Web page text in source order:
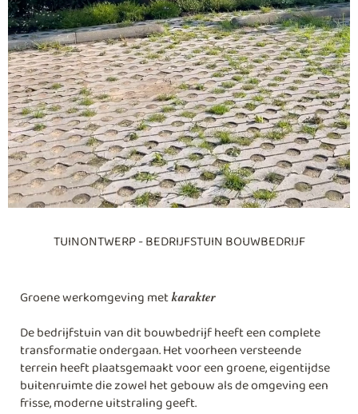
TUINONTWERP - BEDRIJFSTUIN BOUWBEDRIJF
Groene werkomgeving metkarakter
De bedrijfstuin van dit bouwbedrijf heeft een complete
transformatie ondergaan. Het voorheen versteende
terrein heeft plaatsgemaakt voor een groene, eigentijdse
buitenruimte die zowel het gebouw als de omgeving een
frisse, moderne uitstraling geeft.